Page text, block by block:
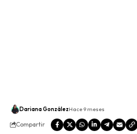
Dariana GonzálezHace 9 meses
Compartir